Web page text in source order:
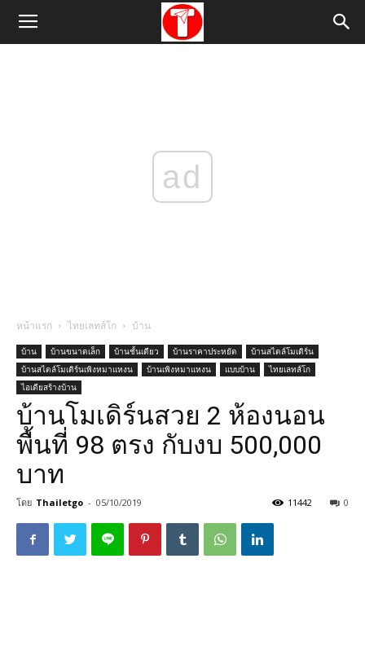
ad
หน้าแรก ไทยเลทส์โก บ้าน
บ้าน บ้านขนาดเล็ก บ้านชั้นเดียว บ้านราคาประหยัด
บ้านสไตล์โมเดิร์น
บ้านสไตล์โมเดิร์นเพิงหมาแหงน
บ้านเพิงหมาแหงน แบบบ้าน
ไทยเลทส์โก
ไอเดียสร้างบ้าน
บ้านโมเดิร์นสวย 2 ห้องนอน
พื้นที่ 98 ตรง กับงบ 500,000
บาท
โดย Thailetgo - 05/10/2019 0
11442